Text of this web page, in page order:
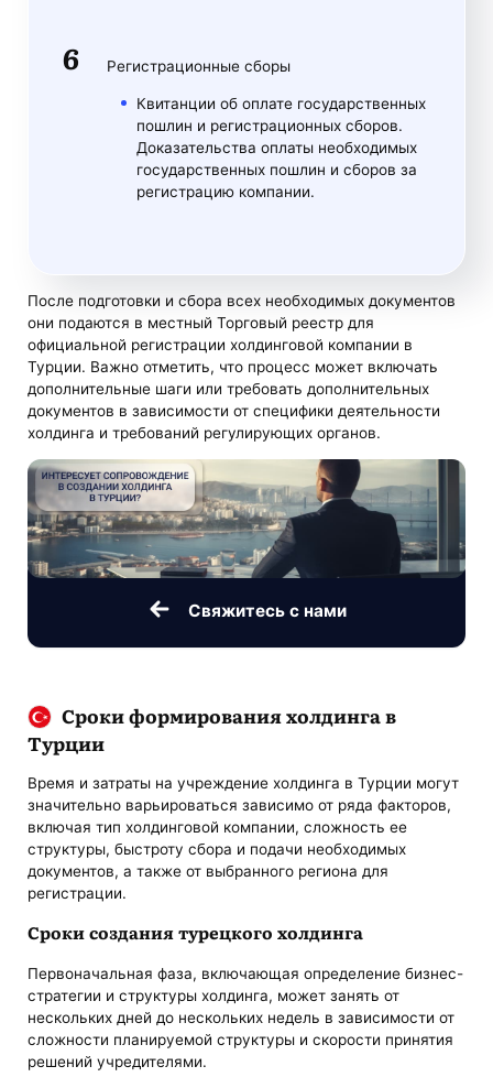
Регистрационные сборы
Квитанции об оплате государственных
пошлин и регистрационных сборов.
Доказательства оплаты необходимых
государственных пошлин и сборов за
регистрацию компании.
После подготовки и сбора всех необходимых документов
они подаются в местный Торговый реестр для
официальной регистрации холдинговой компании в
Турции. Важно отметить, что процесс может включать
дополнительные шаги или требовать дополнительных
документов в зависимости от специфики деятельности
холдинга и требований регулирующих органов.
Свяжитесь с нами
Сроки формирования холдинга в
Турции
Время и затраты на учреждение холдинга в Турции могут
значительно варьироваться зависимо от ряда факторов,
включая тип холдинговой компании, сложность ее
структуры, быстроту сбора и подачи необходимых
документов, а также от выбранного региона для
регистрации.
Сроки создания турецкого холдинга
Первоначальная фаза, включающая определение бизнес-
стратегии и структуры холдинга, может занять от
нескольких дней до нескольких недель в зависимости от
сложности планируемой структуры и скорости принятия
решений учредителями.